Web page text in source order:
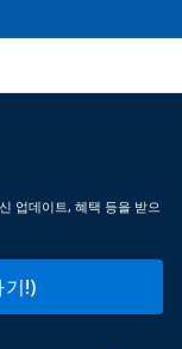
업데이트, 혜택 등을 받으
!)